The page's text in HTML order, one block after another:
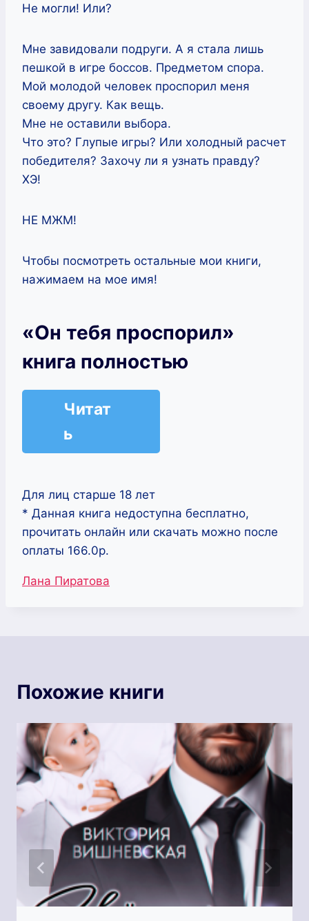
Не могли! Или?
Мне завидовали подруги. А я стала лишь
пешкой в игре боссов. Предметом спора.
Мой молодой человек проспорил меня
своему другу. Как вещь.
Мне не оставили выбора.
Что это? Глупые игры? Или холодный расчет
победителя? Захочу ли я узнать правду?
ХЭ!
НЕ МЖМ!
Чтобы посмотреть остальные мои книги,
нажимаем на мое имя!
«Он тебя проспорил»
книга полностью
Читат
ь
Для лиц старше 18 лет
* Данная книга недоступна бесплатно,
прочитать онлайн или скачать можно после
оплаты 166.0р.
Метки
Лана Пиратова
Похожие книги